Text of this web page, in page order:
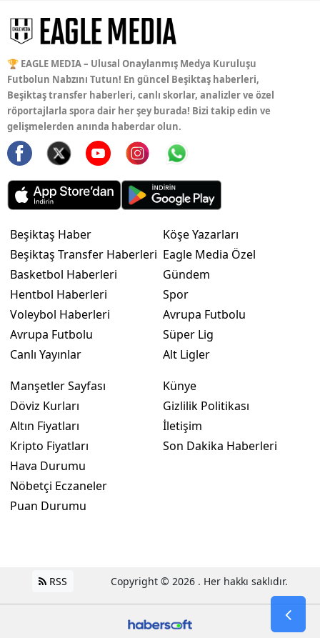
🏆 EAGLE MEDIA – Ulusal Onaylanmış Medya Kuruluşu
Futbolun Nabzını Tutun! En güncel Beşiktaş haberleri,
Beşiktaş transfer haberleri, canlı skorlar, analizler ve özel
röportajlarla spora dair her şey burada! Bizi takip edin ve
gelişmelerden anında haberdar olun.
Beşiktaş Haber
Beşiktaş Transfer Haberleri
Basketbol Haberleri
Hentbol Haberleri
Voleybol Haberleri
Avrupa Futbolu
Canlı Yayınlar
Köşe Yazarları
Eagle Media Özel
Gündem
Spor
Avrupa Futbolu
Süper Lig
Alt Ligler
Manşetler Sayfası
Döviz Kurları
Altın Fiyatları
Kripto Fiyatları
Hava Durumu
Nöbetçi Eczaneler
Puan Durumu
Künye
Gizlilik Politikası
İletişim
Son Dakika Haberleri
RSS Copyright © 2026 . Her hakkı saklıdır.